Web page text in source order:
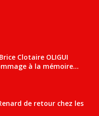
Clotaire OLIGUI
à la mémoire...
de retour chez les